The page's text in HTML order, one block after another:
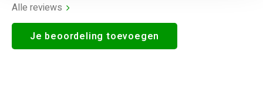
Alle reviews
Je beoordeling toevoegen